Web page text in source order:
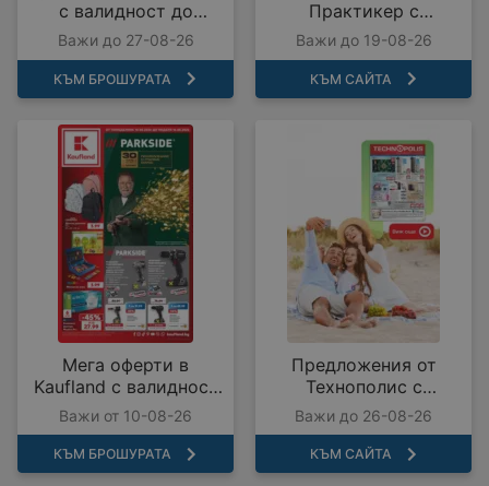
с валидност до
27.08.2026
Важи до 27-08-26
КЪМ БРОШУРАТА
Практикер с
валидност до
19.08.2026
Важи до 19-08-26
КЪМ САЙТА
Мега оферти в
Kaufland с валидност
до 16.08.2026
Важи от 10-08-26
КЪМ БРОШУРАТА
Предложения от
Технополис с
валидност до
26.08.2026
Важи до 26-08-26
КЪМ САЙТА